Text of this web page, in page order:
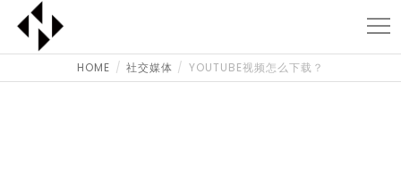
HOME 社交媒体 YOUTUBE视频怎么下载？